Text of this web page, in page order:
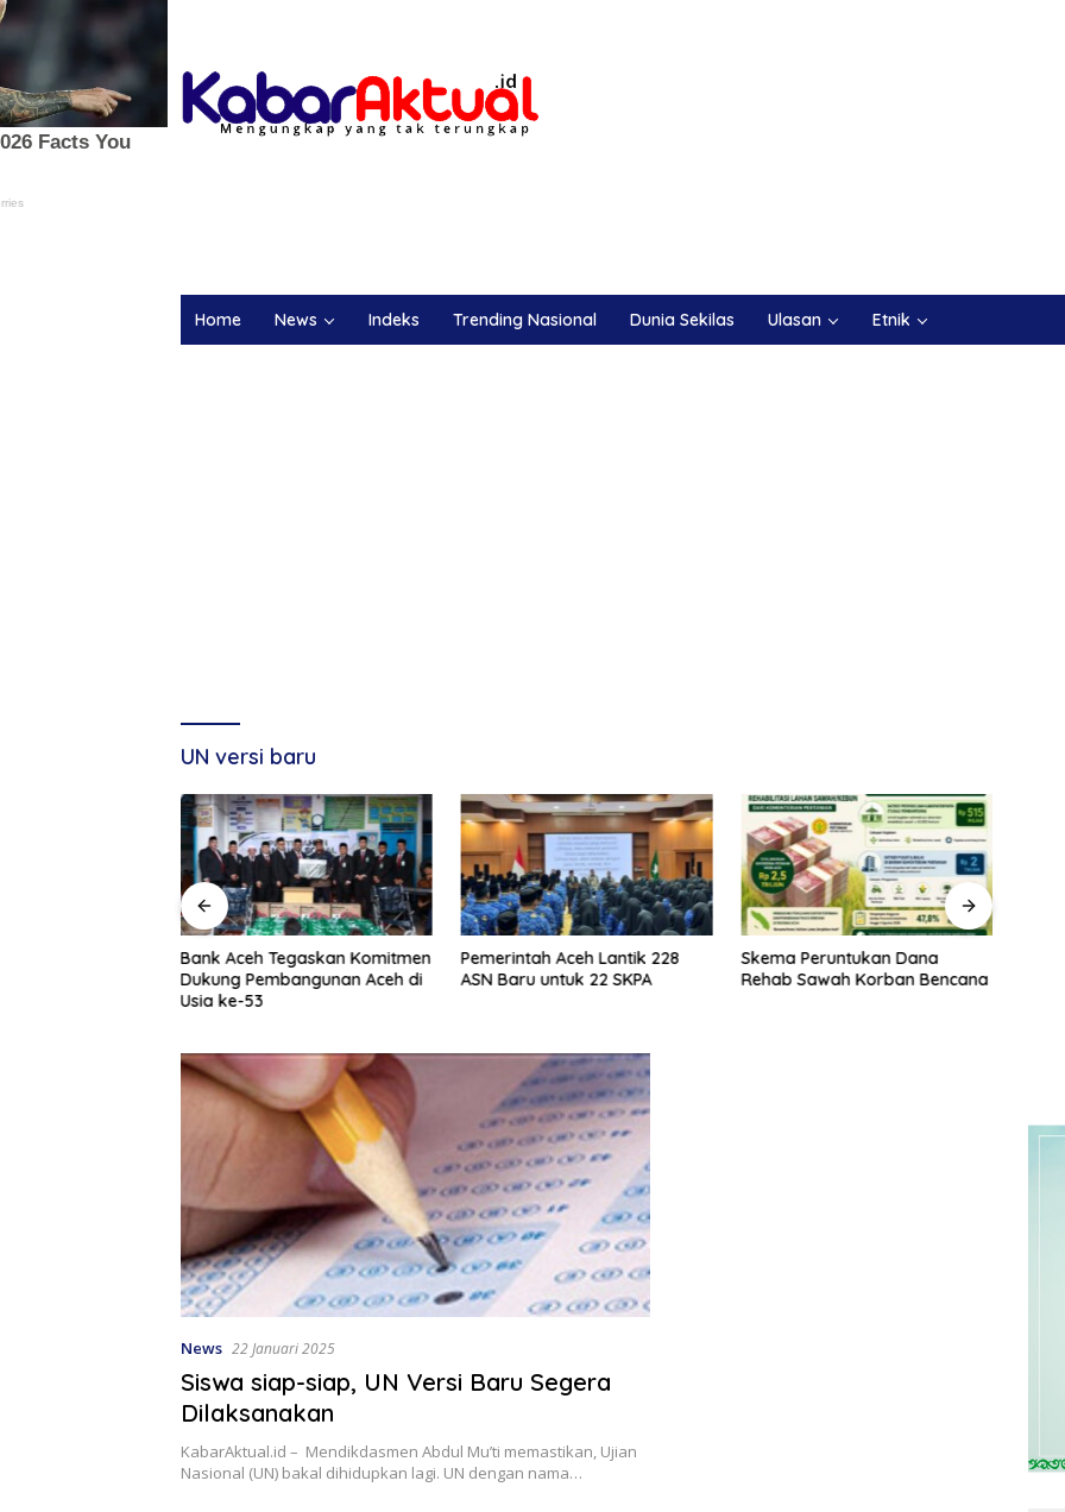
Home News Indeks Trending Nasional Dunia Sekilas Ulasan Etnik
UN versi baru
Bank Aceh Tegaskan Komitmen
Dukung Pembangunan Aceh di
Usia ke-53
Pemerintah Aceh Lantik 228
ASN Baru untuk 22 SKPA
Skema Peruntukan Dana
Rehab Sawah Korban Bencana
News 22 Januari 2025
Siswa siap-siap, UN Versi Baru Segera
Dilaksanakan
KabarAktual.id – Mendikdasmen Abdul Mu’ti memastikan, Ujian
Nasional (UN) bakal dihidupkan lagi. UN dengan nama…